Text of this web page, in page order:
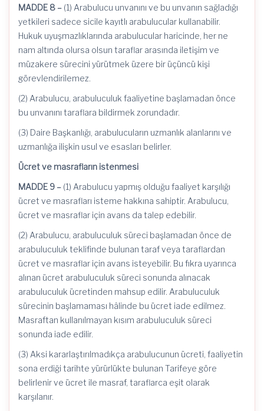
MADDE 8 – (1) Arabulucu unvanını ve bu unvanın sağladığı
yetkileri sadece sicile kayıtlı arabulucular kullanabilir.
Hukuk uyuşmazlıklarında arabulucular haricinde, her ne
nam altında olursa olsun taraflar arasında iletişim ve
müzakere sürecini yürütmek üzere bir üçüncü kişi
görevlendirilemez.
(2) Arabulucu, arabuluculuk faaliyetine başlamadan önce
bu unvanını taraflara bildirmek zorundadır.
(3) Daire Başkanlığı, arabulucuların uzmanlık alanlarını ve
uzmanlığa ilişkin usul ve esasları belirler.
Ücret ve masrafların istenmesi
MADDE 9 – (1) Arabulucu yapmış olduğu faaliyet karşılığı
ücret ve masrafları isteme hakkına sahiptir. Arabulucu,
ücret ve masraflar için avans da talep edebilir.
(2) Arabulucu, arabuluculuk süreci başlamadan önce de
arabuluculuk teklifinde bulunan taraf veya taraflardan
ücret ve masraflar için avans isteyebilir. Bu fıkra uyarınca
alınan ücret arabuluculuk süreci sonunda alınacak
arabuluculuk ücretinden mahsup edilir. Arabuluculuk
sürecinin başlamaması hâlinde bu ücret iade edilmez.
Masraftan kullanılmayan kısım arabuluculuk süreci
sonunda iade edilir.
(3) Aksi kararlaştırılmadıkça arabulucunun ücreti, faaliyetin
sona erdiği tarihte yürürlükte bulunan Tarifeye göre
belirlenir ve ücret ile masraf, taraflarca eşit olarak
karşılanır.